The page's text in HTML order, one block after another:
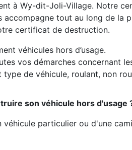
à Wy-dit-Joli-Village. Notre
accompagne tout au long de la
certificat de destruction.
véhicules hors d’usage.
vos démarches concernant
type de véhicule, roulant, non
son véhicule hors d'usage
particulier ou d'une